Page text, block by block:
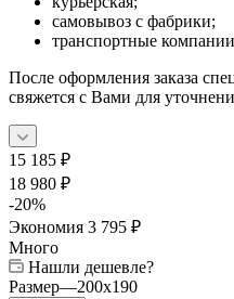
самовывоз с фабрики;
транспортные
После оформления заказа
свяжется с Вами для
15 185 ₽
18 980 ₽
-20%
Экономия 3 795 ₽
Много
Нашли дешевле?
Размер—200x190